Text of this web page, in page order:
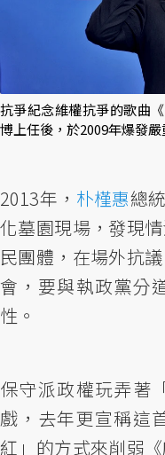
抗爭紀念維權抗爭的歌曲
博上任後，於2009年爆發
2013年， 朴槿惠總
化墓園現場，發現
民團體，在場外抗
會，要與執政黨分
性。
保守派政權玩弄著
戲，去年更宣稱這
紅」的方式來削弱